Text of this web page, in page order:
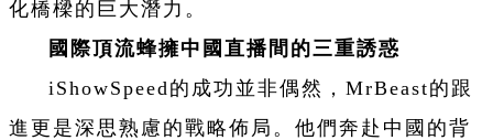
化橋樑的巨大潛力。
國際頂流蜂擁中國直播間的三重誘惑
iShowSpeed的成功並非偶然，MrBeast的跟
進更是深思熟慮的戰略佈局。他們奔赴中國的背